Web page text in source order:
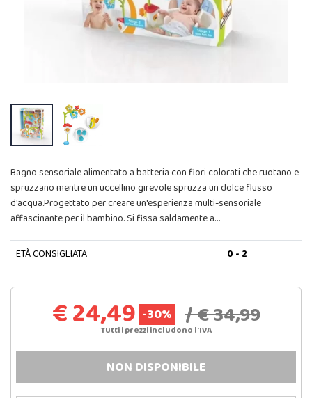
Bagno sensoriale alimentato a batteria con fiori colorati che ruotano e
spruzzano mentre un uccellino girevole spruzza un dolce flusso
d'acqua.Progettato per creare un'esperienza multi-sensoriale
affascinante per il bambino. Si fissa saldamente a…
ETÀ CONSIGLIATA 0 - 2
€ 24,49 -30% / € 34,99
Tutti i prezzi includono l'IVA
NON DISPONIBILE